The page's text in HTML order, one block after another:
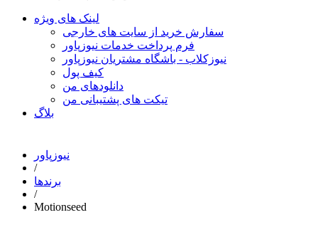
لینک های ویژه
سفارش خرید از سایت های خارجی
فرم پرداخت خدمات نیوزپاور
نیوزکلاب - باشگاه مشتریان نیوزپاور
کیف پول
دانلودهای من
تیکت های پشتیبانی من
بلاگ
نیوزپاور
/
برندها
/
Motionseed